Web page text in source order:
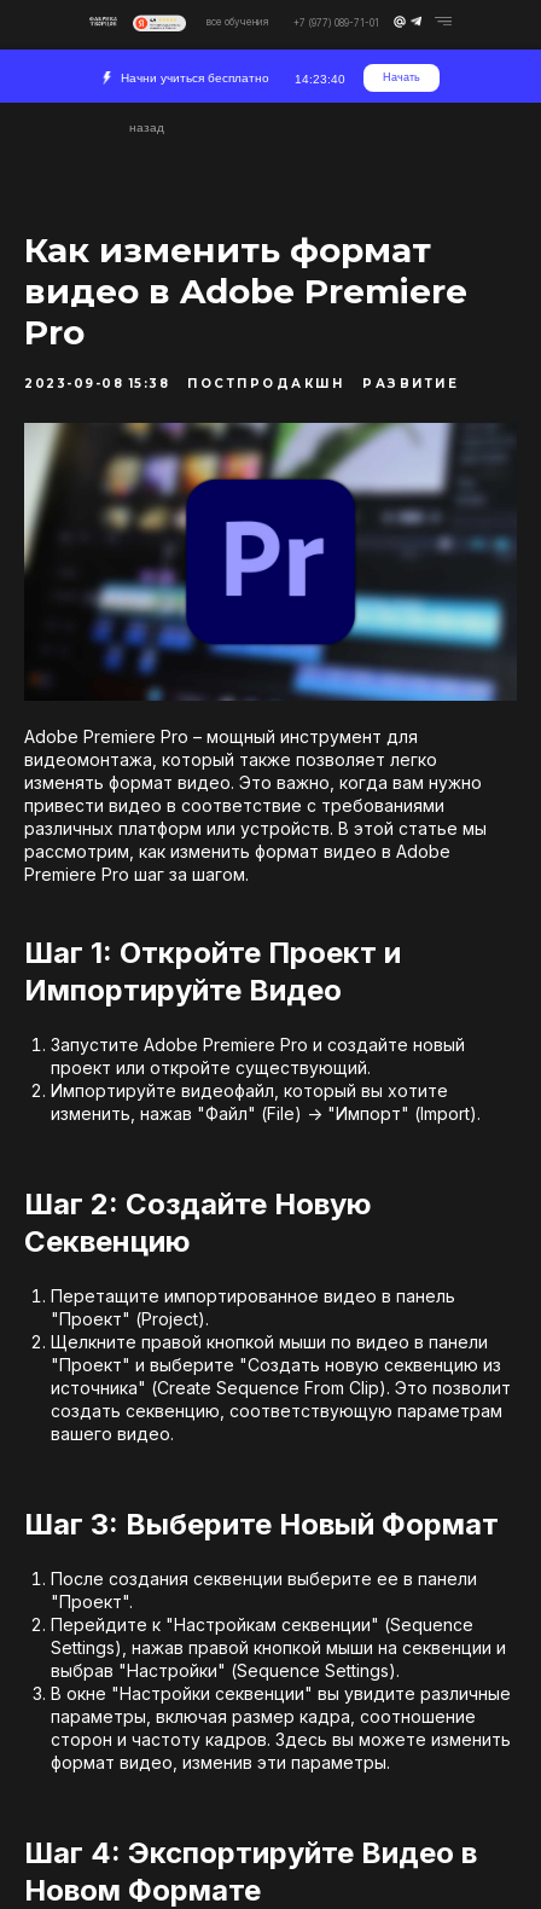
все обучения +7 (977) 089-71-01
14:23:39
Начни учиться бесплатно Начать
назад
Как изменить формат
видео в Adobe Premiere
Pro
2023-09-08 15:38 ПОСТПРОДАКШН РАЗВИТИЕ
Adobe Premiere Pro – мощный инструмент для
видеомонтажа, который также позволяет легко
изменять формат видео. Это важно, когда вам нужно
привести видео в соответствие с требованиями
различных платформ или устройств. В этой статье мы
рассмотрим, как изменить формат видео в Adobe
Premiere Pro шаг за шагом.
Шаг 1: Откройте Проект и
Импортируйте Видео
Запустите Adobe Premiere Pro и создайте новый
проект или откройте существующий.
Импортируйте видеофайл, который вы хотите
изменить, нажав "Файл" (File) -> "Импорт" (Import).
Шаг 2: Создайте Новую
Секвенцию
Перетащите импортированное видео в панель
"Проект" (Project).
Щелкните правой кнопкой мыши по видео в панели
"Проект" и выберите "Создать новую секвенцию из
источника" (Create Sequence From Clip). Это позволит
создать секвенцию, соответствующую параметрам
вашего видео.
Шаг 3: Выберите Новый Формат
После создания секвенции выберите ее в панели
"Проект".
Перейдите к "Настройкам секвенции" (Sequence
Settings), нажав правой кнопкой мыши на секвенции и
выбрав "Настройки" (Sequence Settings).
В окне "Настройки секвенции" вы увидите различные
параметры, включая размер кадра, соотношение
сторон и частоту кадров. Здесь вы можете изменить
формат видео, изменив эти параметры.
Шаг 4: Экспортируйте Видео в
Новом Формате